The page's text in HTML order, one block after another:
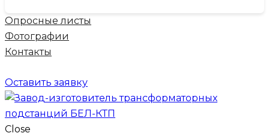
Опросные листы
Фотографии
Контакты
Оставить заявку
Close